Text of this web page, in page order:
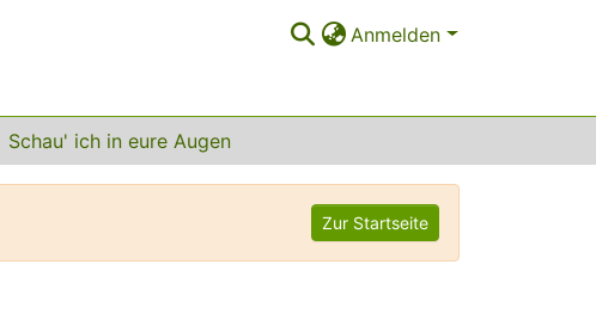
Anmelden
Schau' ich in eure Augen
Zur Startseite